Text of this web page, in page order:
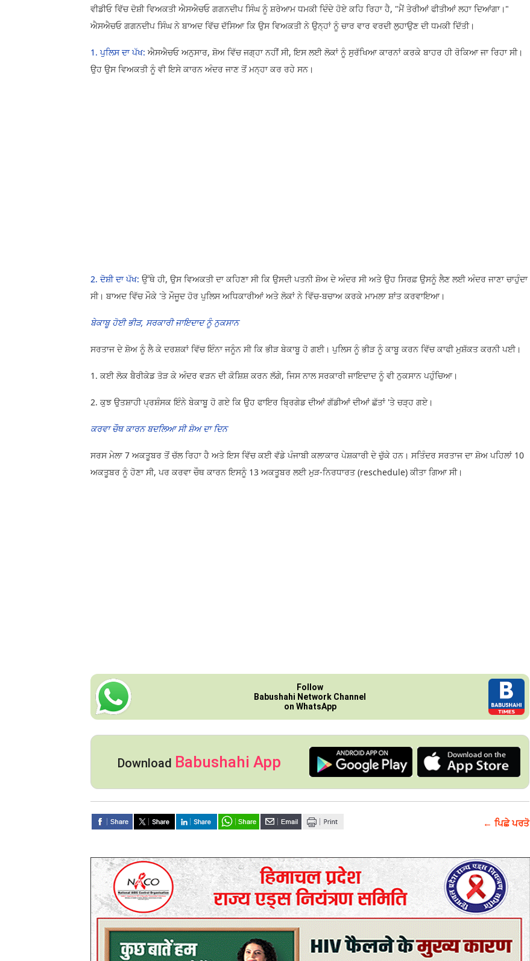
ਵੀਡੀਓ ਵਿੱਚ ਦੋਸ਼ੀ ਵਿਅਕਤੀ ਐਸਐਚਓ ਗਗਨਦੀਪ ਸਿੰਘ ਨੂੰ ਸ਼ਰੇਆਮ ਧਮਕੀ ਦਿੰਦੇ ਹੋਏ ਕਹਿ ਰਿਹਾ ਹੈ, "ਮੈਂ ਤੇਰੀਆਂ ਫੀਤੀਆਂ ਲਹਾ ਦਿਆਂਗਾ।"
ਐਸਐਚਓ ਗਗਨਦੀਪ ਸਿੰਘ ਨੇ ਬਾਅਦ ਵਿੱਚ ਦੱਸਿਆ ਕਿ ਉਸ ਵਿਅਕਤੀ ਨੇ ਉਨ੍ਹਾਂ ਨੂੰ ਚਾਰ ਵਾਰ ਵਰਦੀ ਲੁਹਾਉਣ ਦੀ ਧਮਕੀ ਦਿੱਤੀ।​
1. ਪੁਲਿਸ ਦਾ ਪੱਖ: ਐਸਐਚਓ ਅਨੁਸਾਰ, ਸ਼ੋਅ ਵਿੱਚ ਜਗ੍ਹਾ ਨਹੀਂ ਸੀ, ਇਸ ਲਈ ਲੋਕਾਂ ਨੂੰ ਸੁਰੱਖਿਆ ਕਾਰਨਾਂ ਕਰਕੇ ਬਾਹਰ ਹੀ ਰੋਕਿਆ ਜਾ ਰਿਹਾ ਸੀ।
ਉਹ ਉਸ ਵਿਅਕਤੀ ਨੂੰ ਵੀ ਇਸੇ ਕਾਰਨ ਅੰਦਰ ਜਾਣ ਤੋਂ ਮਨ੍ਹਾ ਕਰ ਰਹੇ ਸਨ।
2. ਦੋਸ਼ੀ ਦਾ ਪੱਖ: ਉੱਥੇ ਹੀ, ਉਸ ਵਿਅਕਤੀ ਦਾ ਕਹਿਣਾ ਸੀ ਕਿ ਉਸਦੀ ਪਤਨੀ ਸ਼ੋਅ ਦੇ ਅੰਦਰ ਸੀ ਅਤੇ ਉਹ ਸਿਰਫ਼ ਉਸਨੂੰ ਲੈਣ ਲਈ ਅੰਦਰ ਜਾਣਾ ਚਾਹੁੰਦਾ
ਸੀ। ਬਾਅਦ ਵਿੱਚ ਮੌਕੇ 'ਤੇ ਮੌਜੂਦ ਹੋਰ ਪੁਲਿਸ ਅਧਿਕਾਰੀਆਂ ਅਤੇ ਲੋਕਾਂ ਨੇ ਵਿੱਚ-ਬਚਾਅ ਕਰਕੇ ਮਾਮਲਾ ਸ਼ਾਂਤ ਕਰਵਾਇਆ।
ਬੇਕਾਬੂ ਹੋਈ ਭੀੜ, ਸਰਕਾਰੀ ਜਾਇਦਾਦ ਨੂੰ ਨੁਕਸਾਨ
ਸਰਤਾਜ ਦੇ ਸ਼ੋਅ ਨੂੰ ਲੈ ਕੇ ਦਰਸ਼ਕਾਂ ਵਿੱਚ ਇੰਨਾ ਜਨੂੰਨ ਸੀ ਕਿ ਭੀੜ ਬੇਕਾਬੂ ਹੋ ਗਈ। ਪੁਲਿਸ ਨੂੰ ਭੀੜ ਨੂੰ ਕਾਬੂ ਕਰਨ ਵਿੱਚ ਕਾਫੀ ਮੁਸ਼ੱਕਤ ਕਰਨੀ ਪਈ।
1. ਕਈ ਲੋਕ ਬੈਰੀਕੇਡ ਤੋੜ ਕੇ ਅੰਦਰ ਵੜਨ ਦੀ ਕੋਸ਼ਿਸ਼ ਕਰਨ ਲੱਗੇ, ਜਿਸ ਨਾਲ ਸਰਕਾਰੀ ਜਾਇਦਾਦ ਨੂੰ ਵੀ ਨੁਕਸਾਨ ਪਹੁੰਚਿਆ।​
2. ਕੁਝ ਉਤਸ਼ਾਹੀ ਪ੍ਰਸ਼ੰਸਕ ਇੰਨੇ ਬੇਕਾਬੂ ਹੋ ਗਏ ਕਿ ਉਹ ਫਾਇਰ ਬ੍ਰਿਗੇਡ ਦੀਆਂ ਗੱਡੀਆਂ ਦੀਆਂ ਛੱਤਾਂ 'ਤੇ ਚੜ੍ਹ ਗਏ।
ਕਰਵਾ ਚੌਥ ਕਾਰਨ ਬਦਲਿਆ ਸੀ ਸ਼ੋਅ ਦਾ ਦਿਨ
ਸਰਸ ਮੇਲਾ 7 ਅਕਤੂਬਰ ਤੋਂ ਚੱਲ ਰਿਹਾ ਹੈ ਅਤੇ ਇਸ ਵਿੱਚ ਕਈ ਵੱਡੇ ਪੰਜਾਬੀ ਕਲਾਕਾਰ ਪੇਸ਼ਕਾਰੀ ਦੇ ਚੁੱਕੇ ਹਨ। ਸਤਿੰਦਰ ਸਰਤਾਜ ਦਾ ਸ਼ੋਅ ਪਹਿਲਾਂ 10
ਅਕਤੂਬਰ ਨੂੰ ਹੋਣਾ ਸੀ, ਪਰ ਕਰਵਾ ਚੌਥ ਕਾਰਨ ਇਸਨੂੰ 13 ਅਕਤੂਬਰ ਲਈ ਮੁੜ-ਨਿਰਧਾਰਤ (reschedule) ਕੀਤਾ ਗਿਆ ਸੀ।​
Follow
Babushahi Network Channel
on WhatsApp
Download Babushahi App
← ਪਿਛੇ ਪਰਤੋ